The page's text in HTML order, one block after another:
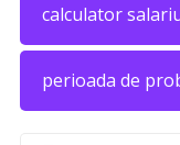
calculator
perioada de